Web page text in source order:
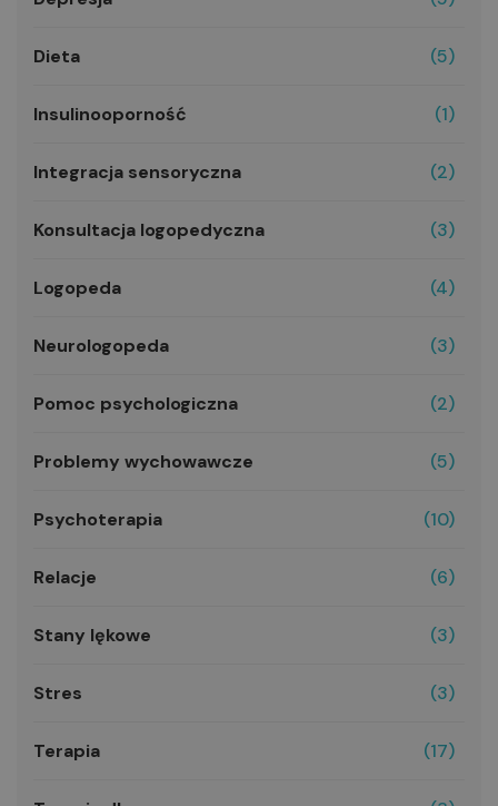
Dieta (5)
Insulinooporność (1)
Integracja sensoryczna (2)
Konsultacja logopedyczna (3)
Logopeda (4)
Neurologopeda (3)
Pomoc psychologiczna (2)
Problemy wychowawcze (5)
Psychoterapia (10)
Relacje (6)
Stany lękowe (3)
Stres (3)
Terapia (17)